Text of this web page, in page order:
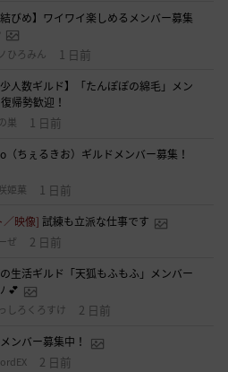
結びめ】ワイワイ楽しめるメンバー募集
ひろみん 1 日前
少人数ギルド】「たんぽぽの綿毛」メン
帰勢歓迎！
巣 1 日前
（ちぇるきお）ギルドメンバー募集！
姫菓 1 日前
／映像]試練も立派な仕事です
ぜ 2 日前
生活ギルド「天狐もふもふ」メンバー
💕
しろくろすけ 2 日前
ンバー募集中！
2 日前